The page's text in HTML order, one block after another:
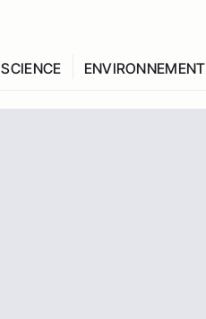
SCIENCE ENVIRONNEMENT